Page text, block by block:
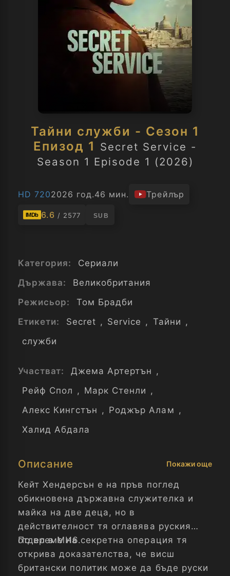
Тайни служби - Сезон 1
Епизод 1 Secret Service -
Season 1 Episode 1 (2026)
HD 7202026 год.46 мин. Трейлър
IMDb 6.6 / 2577 SUB
Категория:
Сериали
Държава:
Великобритания
Режисьор:
Том Брадби
Етикети:
Secret , Service , Тайни ,
служби
Участват: Джема Артертън ,
Рейф Спол , Марк Стенли ,
Алекс Кингстън , Роджър Алам ,
Халид Абдала
Описание Покажи още
Кейт Хендерсън е на пръв поглед
обикновена държавна служителка и
майка на две деца, но в
действителност тя оглавява руския
отдел в МИ6.
По време на секретна операция тя
открива доказателства, че висш
британски политик може да бъде руски